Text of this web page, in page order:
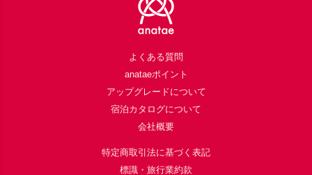
よくある質問
anataeポイント
アップグレードについて
宿泊カタログについて
会社概要
特定商取引法に基づく表記
標識・旅行業約款